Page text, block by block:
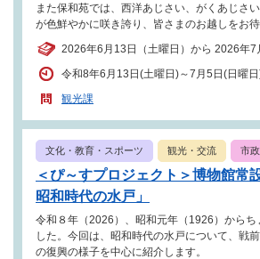
また保和苑では、西洋あじさい、がくあじさ
が色鮮やかに咲き誇り、皆さまのお越しをお待
2026年6月13日（土曜日）から 2026年7
令和8年6月13日(土曜日)～7月5日(日曜
観光課
文化・教育・スポーツ 観光・交流 市政
＜ぴ～すプロジェクト＞博物館常
昭和時代の水戸」
令和８年（2026）、昭和元年（1926）からち
した。今回は、昭和時代の水戸について、戦
の復興の様子を中心に紹介します。